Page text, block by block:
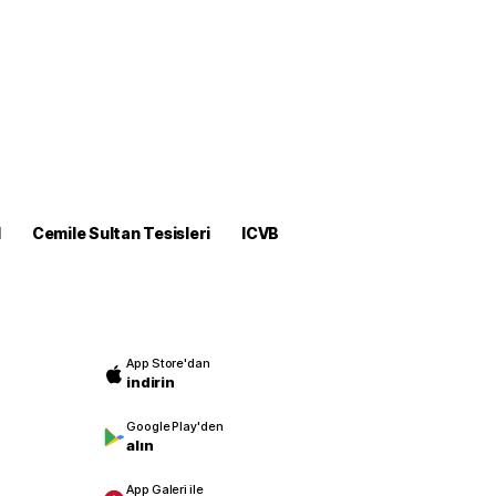
Cemile Sultan Tesisleri
ICVB
App Store'dan
indirin
Google Play'den
alın
App Galeri ile